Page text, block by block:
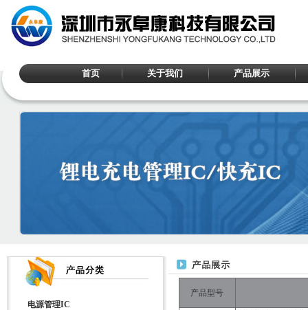
首页 关于我们 产品展示
电源管理IC
产品型号